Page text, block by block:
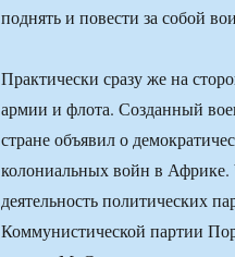
поднять и повести за собой
Практически сразу же на
армии и флота. Созданный
стране объявил о
колониальных войн в Африке.
деятельность политических
Коммунистической партии